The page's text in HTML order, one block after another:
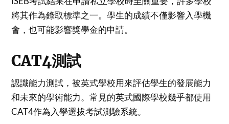
將其作為錄取標準之一。學生的成績不僅影響入學機
會，也可能影響獎學金的申請。
CAT4測試
認識能力測試，被英式學校用來評估學生的發展能力
和未來的學術能力。常見的英式國際學校幾乎都使用
CAT4作為入學選拔考試測驗系統。